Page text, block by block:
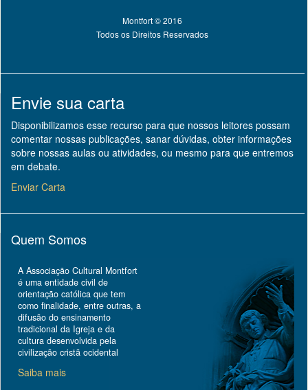
Montfort © 2016
Todos os Direitos Reservados
Envie sua carta
Disponibilizamos esse recurso para que nossos leitores possam
comentar nossas publicações, sanar dúvidas, obter informações
sobre nossas aulas ou atividades, ou mesmo para que entremos
em debate.
Enviar Carta
Quem Somos
A Associação Cultural Montfort
é uma entidade civil de
orientação católica que tem
como finalidade, entre outras, a
difusão do ensinamento
tradicional da Igreja e da
cultura desenvolvida pela
civilização cristã ocidental
Saiba mais